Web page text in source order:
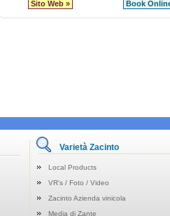
Sito Web » Book
Varietà Zacinto
Local Products
VR's / Foto / Video
Zacinto Azienda vinicola
Media di Zante